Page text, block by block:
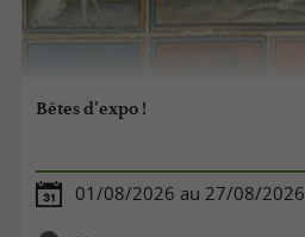
Bêtes d’expo !
01/08/2026 au 27/08/2026